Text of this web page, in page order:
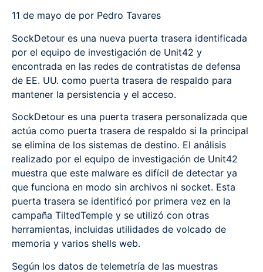
11 de mayo de por Pedro Tavares
SockDetour es una nueva puerta trasera identificada
por el equipo de investigación de Unit42 y
encontrada en las redes de contratistas de defensa
de EE. UU. como puerta trasera de respaldo para
mantener la persistencia y el acceso.
SockDetour es una puerta trasera personalizada que
actúa como puerta trasera de respaldo si la principal
se elimina de los sistemas de destino. El análisis
realizado por el equipo de investigación de Unit42
muestra que este malware es difícil de detectar ya
que funciona en modo sin archivos ni socket. Esta
puerta trasera se identificó por primera vez en la
campaña TiltedTemple y se utilizó con otras
herramientas, incluidas utilidades de volcado de
memoria y varios shells web.
Según los datos de telemetría de las muestras